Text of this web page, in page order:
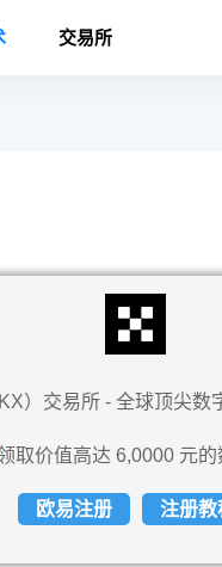
交易所
）交易所 - 全球顶尖数
取价值高达 6,0000 元的
欧易注册 注册教